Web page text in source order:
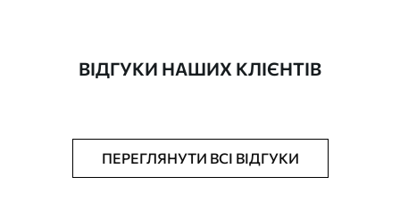
Номер артикулу a00693
Виробництво
Друк на замовлення, постачається
рулонами до 50 см завширшки
ВІДГУКИ НАШИХ КЛІЄНТІВ
ПЕРЕГЛЯНУТИ ВСІ ВІДГУКИ